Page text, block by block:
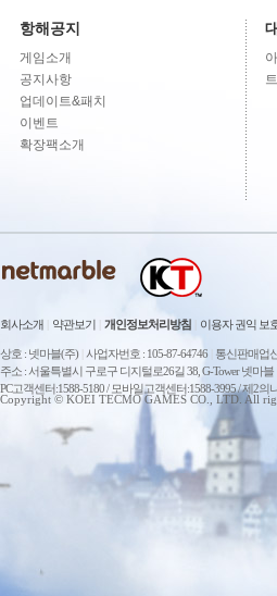
항해공지
게임소개
공지사항
업데이트&패치
이벤트
확장팩소개
회사소개 약관보기 개인정보처리방침 이용자 권익 보
상호 : 넷마블(주) 사업자번호 : 105-87-64746 통신판매업
주소 : 서울특별시 구로구 디지털로26길 38, G-Tower 넷마블
PC고객센터:1588-5180 / 모바일고객센터:1588-3995 / 제2
Copyright © KOEI TECMO GAMES CO., LTD. All